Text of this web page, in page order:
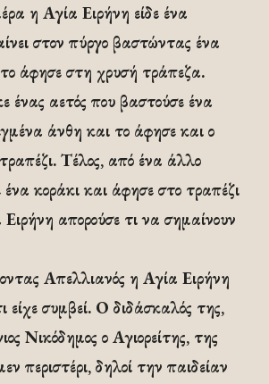
η Αγία Ειρήνη είδε ένα
στον πύργο βαστώντας ένα
άφησε στη χρυσή τράπεζα.
ένας αετός που βαστούσε ένα
άνθη και το άφησε και ο
Τέλος, από ένα άλλο
κοράκι και άφησε στο τραπέζι
απορούσε τι να σημαίνουν
Απελλιανός η Αγία Ειρήνη
είχε συμβεί. Ο διδάσκαλός της,
Νικόδημος ο Αγιορείτης, της
περιστέρι, δηλοί την παιδείαν